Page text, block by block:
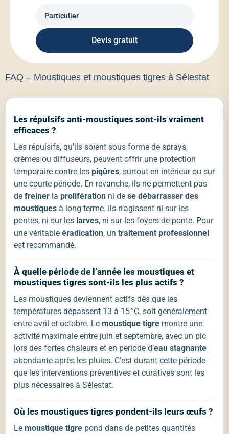
Devis gratuit
FAQ – Moustiques et moustiques tigres à Sélestat
Les répulsifs anti-moustiques sont-ils vraiment
efficaces ?
Les répulsifs, qu’ils soient sous forme de sprays,
crèmes ou diffuseurs, peuvent offrir une protection
temporaire contre les piqûres, surtout en intérieur ou sur
une courte période. En revanche, ils ne permettent pas
de freiner la prolifération ni de se débarrasser des
moustiques à long terme. Ils n’agissent ni sur les
pontes, ni sur les larves, ni sur les foyers de ponte. Pour
une véritable éradication, un traitement professionnel
est recommandé.
À quelle période de l’année les moustiques et
moustiques tigres sont-ils les plus actifs ?
Les moustiques deviennent actifs dès que les
températures dépassent 13 à 15 °C, soit généralement
entre avril et octobre. Le moustique tigre montre une
activité maximale entre juin et septembre, avec un pic
lors des fortes chaleurs et en période d’eau stagnante
abondante après les pluies. C’est durant cette période
que les interventions préventives et curatives sont les
plus nécessaires à Sélestat.
Où les moustiques tigres pondent-ils leurs œufs ?
Le moustique tigre pond dans de petites quantités